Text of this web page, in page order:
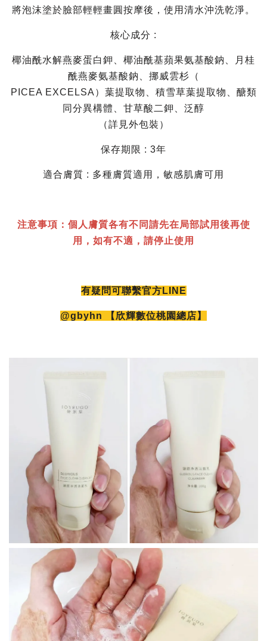
將泡沫塗於臉部輕輕畫圓按摩後，使用清水沖洗乾淨。
核心成分 :
椰油酰水解燕麥蛋白鉀、椰油酰基蘋果氨基酸鈉、月桂
酰燕麥氨基酸鈉、挪威雲杉（
PICEA EXCELSA）葉提取物、積雪草葉提取物、醣類
同分異構體、甘草酸二鉀、泛醇
（詳見外包裝）
保存期限 : 3年
適合膚質 : 多種膚質適用，敏感肌膚可用
注意事項：個人膚質各有不同請先在局部試用後再使
用，如有不適，請停止使用
有疑問可聯繫官方LINE
@gbyhn 【欣輝數位桃園總店】